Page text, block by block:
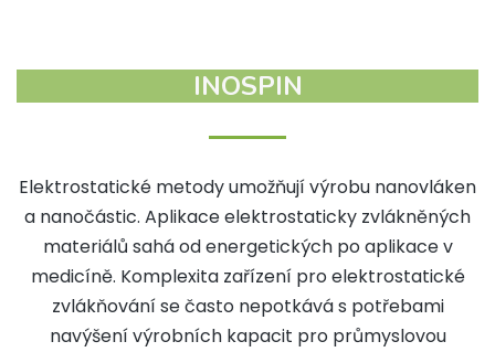
INOSPIN
Elektrostatické metody umožňují výrobu nanovláken
a nanočástic. Aplikace elektrostaticky zvlákněných
materiálů sahá od energetických po aplikace v
medicíně. Komplexita zařízení pro elektrostatické
zvlákňování se často nepotkává s potřebami
navýšení výrobních kapacit pro průmyslovou